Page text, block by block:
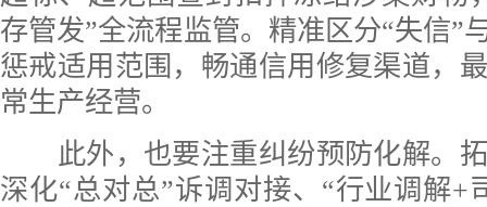
存管发”全流程监管。精准区分“失信”
惩戒适用范围，畅通信用修复渠道，
常生产经营。
此外，也要注重纠纷预防化解。拓
深化“总对总”诉调对接、“行业调解+